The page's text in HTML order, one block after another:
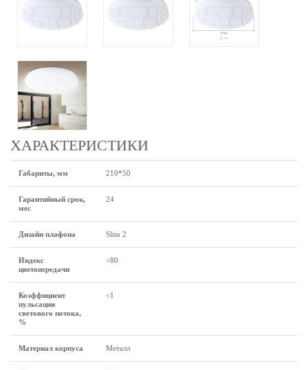
ХАРАКТЕРИСТИКИ
Габариты, мм 210*50
Гарантийный срок,
мес
24
Дизайн плафона Slim 2
Индекс
цветопередачи
>80
Коэффициент
пульсации
светового потока,
%
<1
Материал корпуса Металл